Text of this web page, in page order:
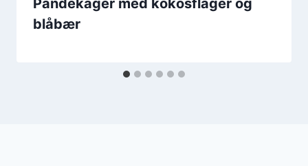
Pandekager med kokosflager og
blåbær